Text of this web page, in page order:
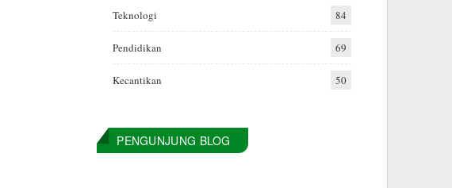
Teknologi 84
Pendidikan 69
Kecantikan 50
PENGUNJUNG BLOG